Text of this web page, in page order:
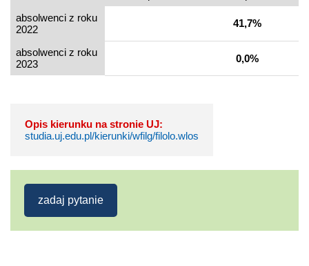
absolwenci z roku
2022
41,7%
absolwenci z roku
2023
0,0%
Opis kierunku na stronie UJ:
studia.uj.edu.pl/kierunki/wfilg/filolo.wlos
zadaj pytanie